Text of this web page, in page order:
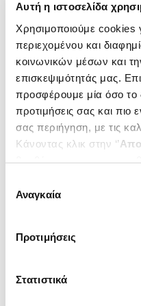
Αυτή η ιστοσελίδα
Χρησιμοποιούμε cookies
περιεχομένου και
κοινωνικών μέσων και
επισκεψιμότητάς μας.
προσφέρουμε μία όσο το
προτιμήσεις σας και πιο
σας περιήγηση, με τις
Κάνοντας κλικ στην ‘’
βοηθήσετε να
ενδιαφέρουν και να
συγκατάθεσης
Αναγκαία
Προτιμήσεις
Στατιστικά